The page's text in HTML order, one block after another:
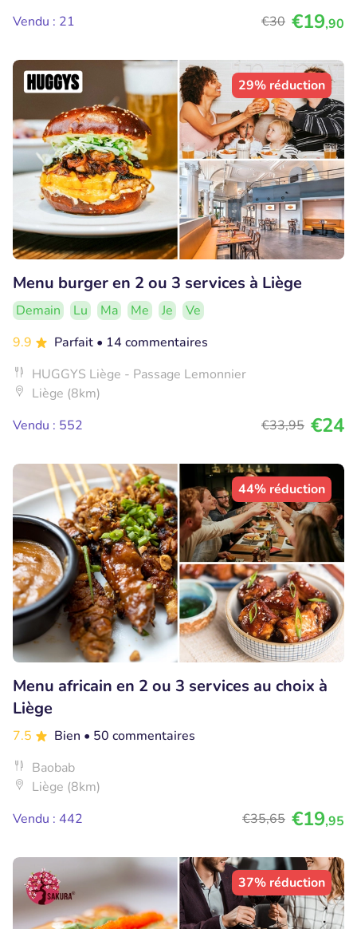
Vendu : 21
€30 €19,90
29% réduction
Menu burger en 2 ou 3 services à Liège
Demain Lu Ma Me Je
Ve
9.9
Parfait • 14 commentaires
HUGGYS Liège - Passage Lemonnier
Liège (8km)
Vendu : 552
€33,95 €24
44% réduction
Menu africain en 2 ou 3 services au choix à
Liège
7.5 Bien • 50 commentaires
Baobab
Liège (8km)
Vendu : 442
€35,65 €19,95
37% réduction